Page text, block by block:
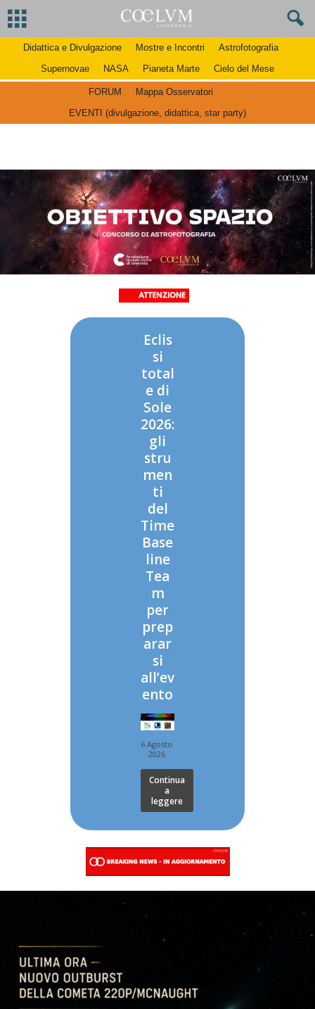
Didattica e Divulgazione Mostre e Incontri
Astrofotografia
Supernovae
NASA Pianeta Marte Cielo del Mese
FORUM
Mappa Osservatori
EVENTI (divulgazione, didattica, star party)
Eclis
si
total
e di
Sole
2026:
gli
stru
men
ti
del
Time
Base
line
Tea
m
per
prep
arar
si
all’ev
ento
6 Agosto
2026
Continua
a
leggere